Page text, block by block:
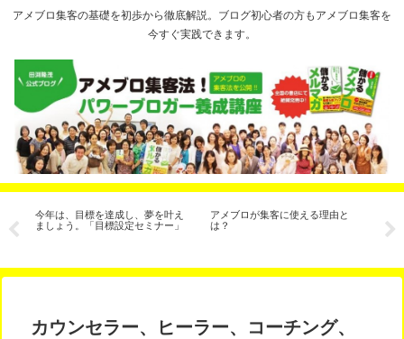
アメブロ集客の基礎を初歩から徹底解説。ブログ初心者の方もアメブロ集客を
今すぐ実践できます。
今年は、目標を達成し、夢を叶え
ましょう。「目標設定セミナー」
アメブロが集客に使える理由と
は？
カウンセラー、ヒーラー、コーチング、